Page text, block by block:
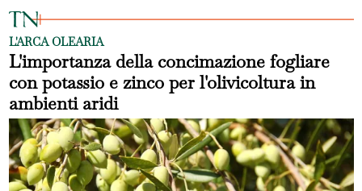
L'ARCA OLEARIA
L'importanza della concimazione fogliare
con potassio e zinco per l'olivicoltura in
ambienti aridi